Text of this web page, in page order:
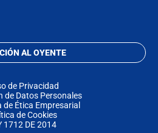
AL OYENTE
de Privacidad
de Datos Personales
de Ética Empresarial
de Cookies
1712 DE 2014